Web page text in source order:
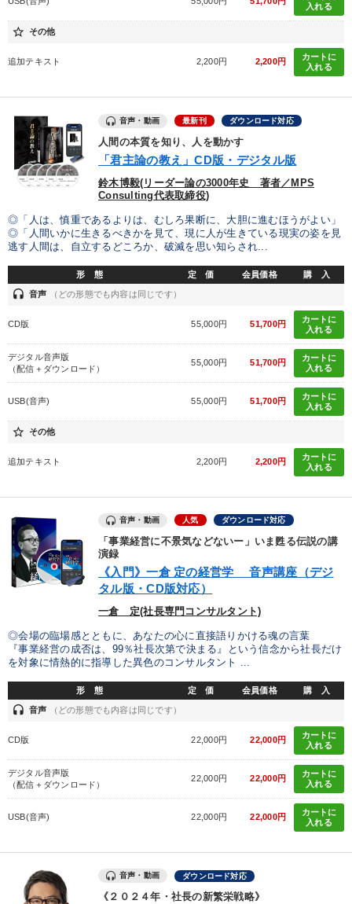
入れる
star_border その他
追加テキスト 2,200円 2,200円
カートに
入れる
音声・動画 最新刊 ダウンロード対応
人間の本質を知り、人を動かす
「君主論の教え」CD版・デジタル版
鈴木博毅(リーダー論の3000年史 著者／MPS
Consulting代表取締役)
◎「人は、慎重であるよりは、むしろ果断に、大胆に進むほうがよい」
◎「人間いかに生きるべきかを見て、現に人が生きている現実の姿を見
逃す人間は、自立するどころか、破滅を思い知らされ...
形 態 定 価 会員価格 購 入
headset 音声 （どの形態でも内容は同じです）
CD版 55,000円 51,700円
カートに
入れる
デジタル音声版
（配信＋ダウンロード）
55,000円 51,700円
カートに
入れる
USB(音声) 55,000円 51,700円
カートに
入れる
star_border その他
追加テキスト 2,200円 2,200円
カートに
入れる
音声・動画 人気 ダウンロード対応
「事業経営に不景気などないー」いま甦る伝説の講
演録
《入門》一倉 定の経営学 音声講座（デジ
タル版・CD版対応）
一倉 定(社長専門コンサルタント)
◎会場の臨場感とともに、あなたの心に直接語りかける魂の言葉
『事業経営の成否は、99％社長次第で決まる』という信念から社長だけ
を対象に情熱的に指導した異色のコンサルタント ...
形 態 定 価 会員価格 購 入
headset 音声 （どの形態でも内容は同じです）
CD版 22,000円 22,000円
カートに
入れる
デジタル音声版
（配信＋ダウンロード）
22,000円 22,000円
カートに
入れる
USB(音声) 22,000円 22,000円
カートに
入れる
音声・動画 ダウンロード対応
《２０２４年・社長の新繁栄戦略》